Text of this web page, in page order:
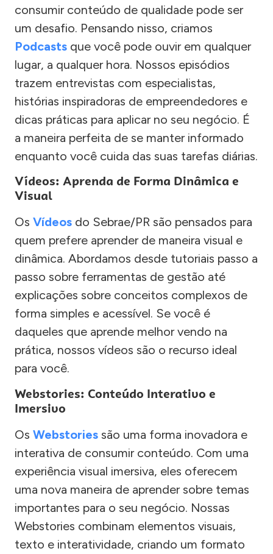
consumir conteúdo de qualidade pode ser
um desafio. Pensando nisso, criamos
Podcasts que você pode ouvir em qualquer
lugar, a qualquer hora. Nossos episódios
trazem entrevistas com especialistas,
histórias inspiradoras de empreendedores e
dicas práticas para aplicar no seu negócio. É
a maneira perfeita de se manter informado
enquanto você cuida das suas tarefas diárias.
Vídeos: Aprenda de Forma Dinâmica e
Visual
Os Vídeos do Sebrae/PR são pensados para
quem prefere aprender de maneira visual e
dinâmica. Abordamos desde tutoriais passo a
passo sobre ferramentas de gestão até
explicações sobre conceitos complexos de
forma simples e acessível. Se você é
daqueles que aprende melhor vendo na
prática, nossos vídeos são o recurso ideal
para você.
Webstories: Conteúdo Interativo e
Imersivo
Os Webstories são uma forma inovadora e
interativa de consumir conteúdo. Com uma
experiência visual imersiva, eles oferecem
uma nova maneira de aprender sobre temas
importantes para o seu negócio. Nossas
Webstories combinam elementos visuais,
texto e interatividade, criando um formato